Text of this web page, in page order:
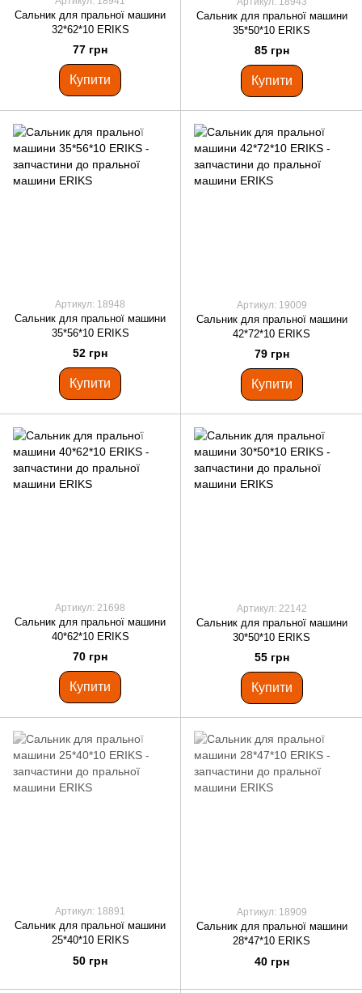
Сальник для пральної машини
32*62*10 ERIKS
77 грн
Купити
Сальник для пральної машини
35*50*10 ERIKS
85 грн
Купити
Артикул: 18948
Сальник для пральної машини
35*56*10 ERIKS
52 грн
Купити
Артикул: 19009
Сальник для пральної машини
42*72*10 ERIKS
79 грн
Купити
Артикул: 21698
Сальник для пральної машини
40*62*10 ERIKS
70 грн
Купити
Артикул: 22142
Сальник для пральної машини
30*50*10 ERIKS
55 грн
Купити
Артикул: 18891
Сальник для пральної машини
25*40*10 ERIKS
50 грн
Артикул: 18909
Сальник для пральної машини
28*47*10 ERIKS
40 грн